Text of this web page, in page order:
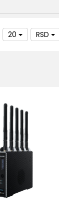
20 RSD